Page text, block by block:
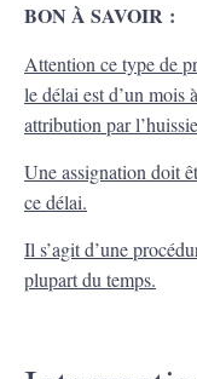
BON À SAVOIR :
Attention ce type de
le délai est d’un mois
attribution par
Une assignation doit
ce délai.
Il s’agit d’une
plupart du temps.